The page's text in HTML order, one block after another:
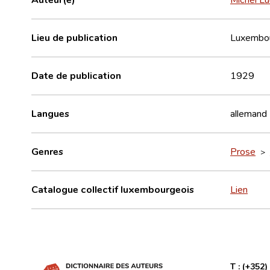
Lieu de publication
Date de publication 1929
Langues allemand
Genres Prose >
Catalogue collectif luxembourgeois Lien
T :